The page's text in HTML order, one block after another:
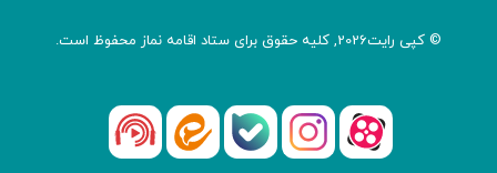
© کپی رایت2026, کلیه حقوق برای ستاد اقامه نماز محفوظ است.
آپارات اینستاگرام
بله ایتا